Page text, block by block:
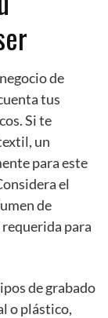
de
tus
Si te
un
para este
el
de
para
de grabado
o plástico,